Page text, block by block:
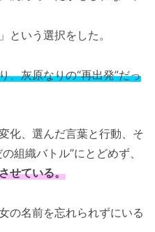
という選択をした。
、灰原なりの“再出発”だっ
化、選んだ言葉と行動、そ
組織バトル”にとどめず、
せている。
の名前を忘れられずにいる